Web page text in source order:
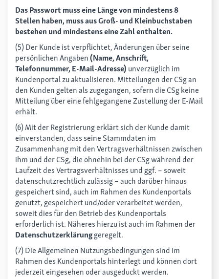
Das Passwort muss eine Länge von mindestens 8
Stellen haben, muss aus Groß- und Kleinbuchstaben
bestehen und mindestens eine Zahl enthalten.
(5) Der Kunde ist verpflichtet, Änderungen über seine
persönlichen Angaben(Name, Anschrift,
Telefonnummer, E-Mail-Adresse) unverzüglich im
Kundenportal zu aktualisieren. Mitteilungen der CSg an
den Kunden gelten als zugegangen, sofern die CSg keine
Mitteilung über eine fehlgegangene Zustellung der E-Mail
erhält.
(6) Mit der Registrierung erklärt sich der Kunde damit
einverstanden, dass seine Stammdaten im
Zusammenhang mit den Vertragsverhältnissen zwischen
ihm und der CSg, die ohnehin bei der CSg während der
Laufzeit des Vertragsverhältnisses und ggf. – soweit
datenschutzrechtlich zulässig – auch darüber hinaus
gespeichert sind, auch im Rahmen des Kundenportals
genutzt, gespeichert und/oder verarbeitet werden,
soweit dies für den Betrieb des Kundenportals
erforderlich ist. Näheres hierzu ist auch im Rahmen der
Datenschutzerklärunggeregelt.
(7) Die Allgemeinen Nutzungsbedingungen sind im
Rahmen des Kundenportals hinterlegt und können dort
jederzeit eingesehen oder ausgeduckt werden.